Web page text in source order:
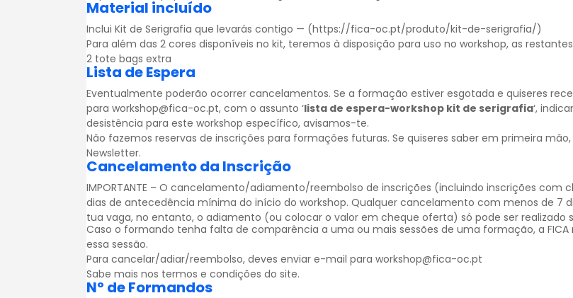
Material incluído
Inclui Kit de Serigrafia que levarás contigo — (https://fica-oc.pt/produto/kit-de-serigrafia/)
Para além das 2 cores disponíveis no kit, teremos à disposição para uso no workshop, as
2 tote bags extra
Lista de Espera
Eventualmente poderão ocorrer cancelamentos. Se a formação estiver esgotada e quiseres
para workshop@fica-oc.pt, com o assunto ‘lista de espera-workshop kit de serigrafia‘,
desistência para este workshop específico, avisamos-te.
Não fazemos reservas de inscrições para formações futuras. Se quiseres saber em primeira
Newsletter.
Cancelamento da Inscrição
IMPORTANTE – O cancelamento/adiamento/reembolso de inscrições (incluindo inscrições
dias de antecedência mínima do início do workshop. Qualquer cancelamento com menos de 7
tua vaga, no entanto, o adiamento (ou colocar o valor em cheque oferta) só pode ser realizado
Caso o formando tenha falta de comparência a uma ou mais sessões de uma formação, a
essa sessão.
Para cancelar/adiar/reembolso, deves enviar e-mail para workshop@fica-oc.pt
Sabe mais nos termos e condições do site.
Nº de Formandos